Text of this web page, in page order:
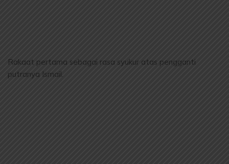
Rakaat pertama sebagai rasa syukur atas pengganti
putranya Ismail.